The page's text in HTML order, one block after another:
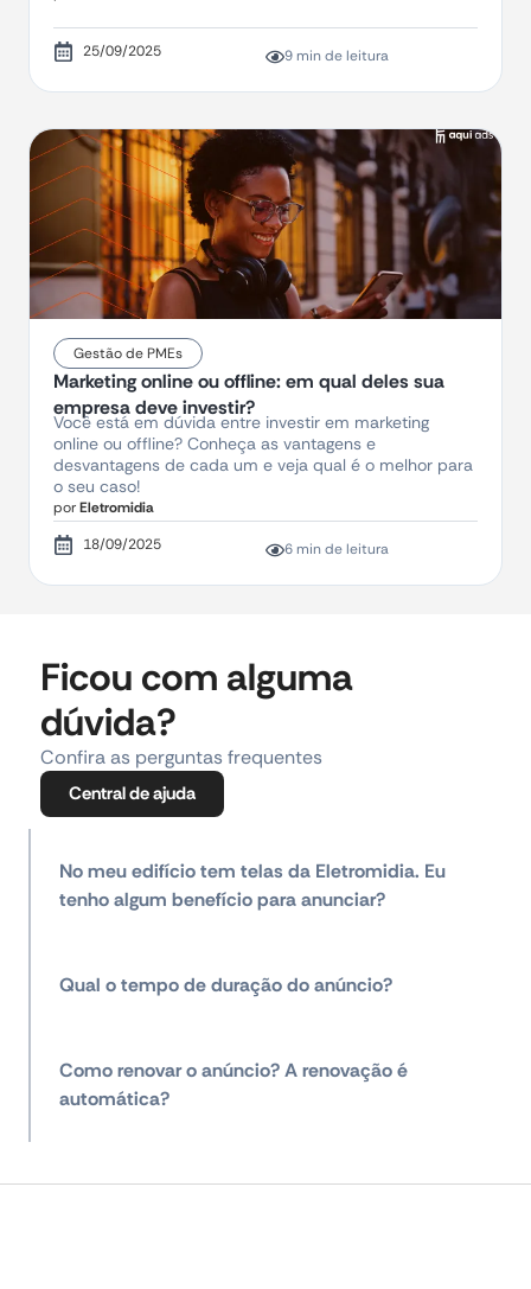
25/09/2025 9 min de leitura
Gestão de PMEs
Marketing online ou offline: em qual deles sua
empresa deve investir?
Você está em dúvida entre investir em marketing
online ou offline? Conheça as vantagens e
desvantagens de cada um e veja qual é o melhor para
o seu caso!
porEletromidia
18/09/2025
6 min de leitura
Ficou com alguma
dúvida?
Confira as perguntas frequentes
Central de ajuda
No meu edifício tem telas da Eletromidia. Eu
tenho algum benefício para anunciar?
Qual o tempo de duração do anúncio?
Como renovar o anúncio? A renovação é
automática?